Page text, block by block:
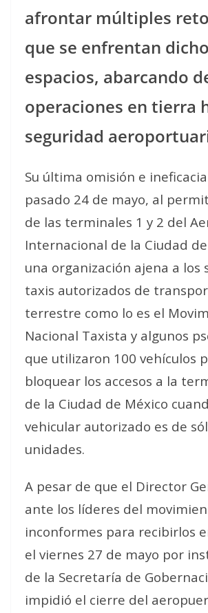
afrontar múltiples
que se enfrentan
espacios, abarcando
operaciones en tierra
seguridad
Su última omisión e
pasado 24 de mayo, al
de las terminales 1 y 2 del
Internacional de la Ciudad
una organización ajena a los
taxis autorizados de
terrestre como lo es el
Nacional Taxista y algunos
que utilizaron 100 vehículos
bloquear los accesos a la
de la Ciudad de México
vehicular autorizado es de
unidades.
A pesar de que el Director
ante los líderes del
inconformes para recibirlos
el viernes 27 de mayo por
de la Secretaría de
impidió el cierre del